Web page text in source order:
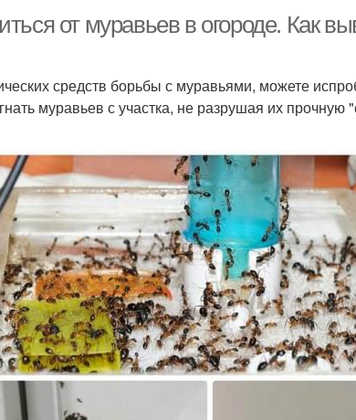
от муравьев в огороде. Как
средств борьбы с муравьями, можете
муравьев с участка, не разрушая их прочную